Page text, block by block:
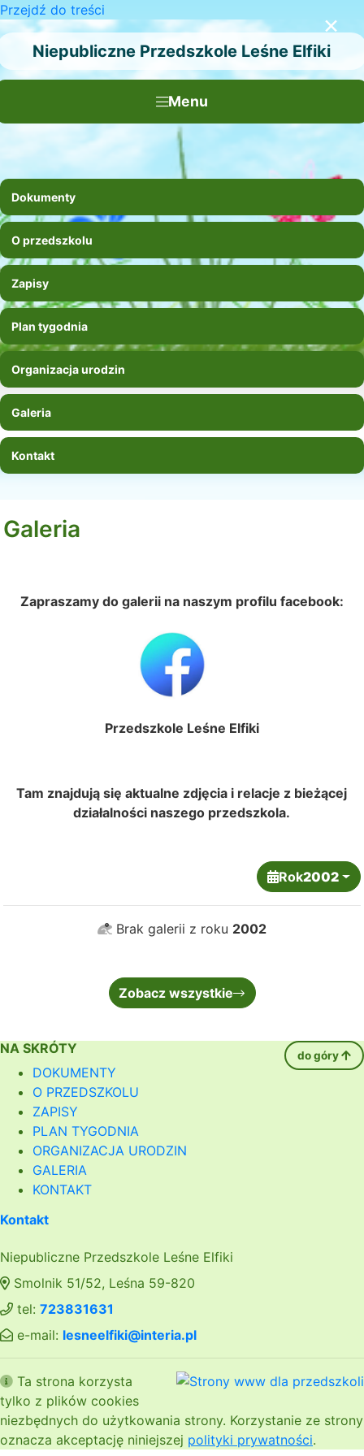
Przejdź do treści
Niepubliczne Przedszkole Leśne Elfiki
Menu
×
Dokumenty
O przedszkolu
Zapisy
Plan tygodnia
Organizacja urodzin
Galeria
Kontakt
Galeria
Zapraszamy do galerii na naszym profilu facebook:
Przedszkole Leśne Elfiki
Tam znajdują się aktualne zdjęcia i relacje z bieżącej
działalności naszego przedszkola.
Rok2002
Brak galerii z roku 2002
Zobacz wszystkie
NA SKRÓTY do góry
DOKUMENTY
O PRZEDSZKOLU
ZAPISY
PLAN TYGODNIA
ORGANIZACJA URODZIN
GALERIA
KONTAKT
Kontakt
Niepubliczne Przedszkole Leśne Elfiki
Smolnik 51/52, Leśna 59-820
tel: 723831631
e-mail: lesneelfiki@interia.pl
Ta strona korzysta
tylko z plików cookies
niezbędnych do użytkowania strony. Korzystanie ze strony
oznacza akceptację niniejszej polityki prywatności.